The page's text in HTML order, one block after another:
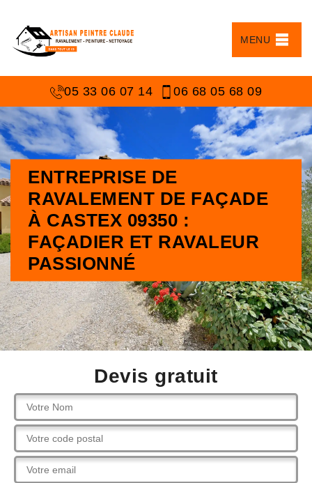
MENU
05 33 06 07 14 06 68 05 68 09
ENTREPRISE DE
RAVALEMENT DE FAÇADE
À CASTEX 09350 :
FAÇADIER ET RAVALEUR
PASSIONNÉ
Devis gratuit